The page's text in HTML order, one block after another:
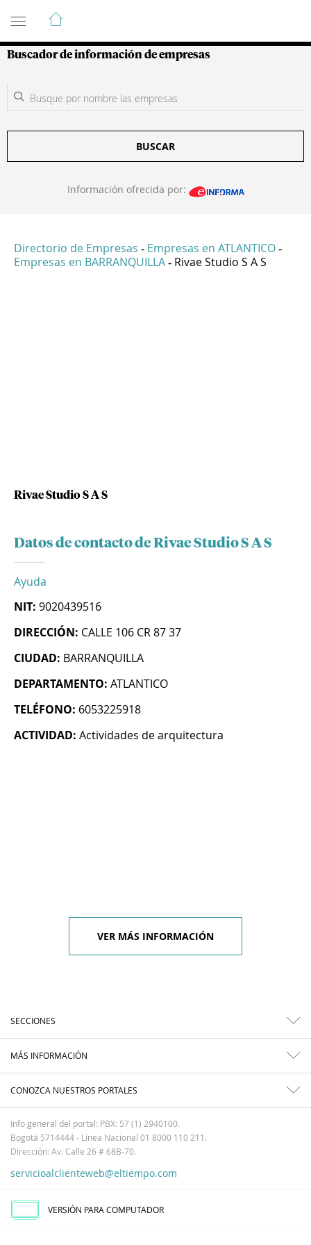
Guía de Empresas Colombianas
Buscador de información de empresas
BUSCAR
Información ofrecida por:
Directorio de Empresas - Empresas en ATLANTICO -
Empresas en BARRANQUILLA - Rivae Studio S A S
Rivae Studio S A S
Datos de contacto de Rivae Studio S A S
Ayuda
NIT: 9020439516
DIRECCIÓN: CALLE 106 CR 87 37
CIUDAD: BARRANQUILLA
DEPARTAMENTO: ATLANTICO
TELÉFONO: 6053225918
ACTIVIDAD: Actividades de arquitectura
VER MÁS INFORMACIÓN
SECCIONES
MÁS INFORMACIÓN
CONOZCA NUESTROS PORTALES
Info general del portal: PBX: 57 (1) 2940100.
Bogotá 5714444 - Línea Nacional 01 8000 110 211.
Dirección: Av. Calle 26 # 68B-70.
servicioalclienteweb@eltiempo.com
VERSIÓN PARA COMPUTADOR